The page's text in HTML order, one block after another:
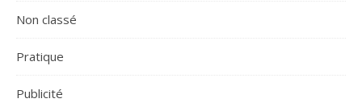
Non classé
Pratique
Publicité